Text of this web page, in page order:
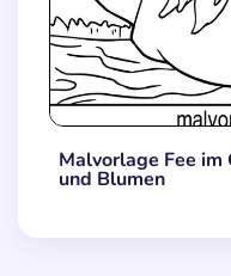
Malvorlage Fee
und Blumen